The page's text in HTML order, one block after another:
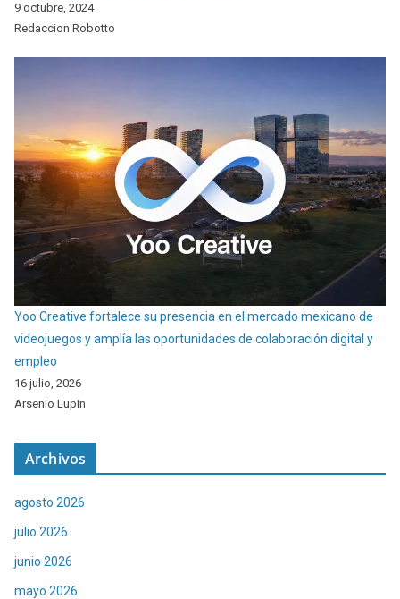
9 octubre, 2024
Redaccion Robotto
Yoo Creative fortalece su presencia en el mercado mexicano de
videojuegos y amplía las oportunidades de colaboración digital y
empleo
16 julio, 2026
Arsenio Lupin
Archivos
agosto 2026
julio 2026
junio 2026
mayo 2026